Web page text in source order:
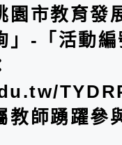
園市教育發
」-「活動
教師踴躍參